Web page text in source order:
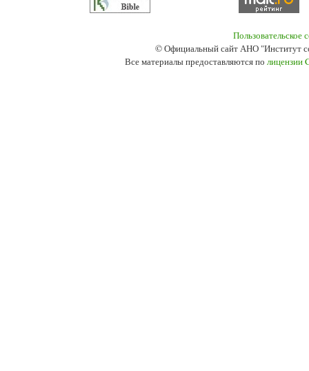
Пользовательское
© Официальный сайт АНО "Институт
Все материалы предоставляются по лицензии